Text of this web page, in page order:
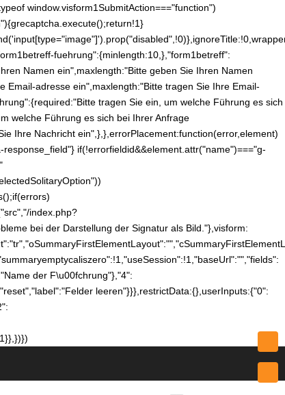
window.visform1SubmitAction==="function")
fuehrung":{minlength:10,},"form1betreff":
Namen ein",maxlength:"Bitte geben Sie Ihren Namen
adresse ein",maxlength:"Bitte tragen Sie Ihre Email-
tragen Sie ein, um welche Führung es sich
welche Führung es sich bei Ihrer Anfrage
Ihre Nachricht ein",},},errorPlacement:function(error,element)
if(!errorfieldid&&element.attr("name")==="g-
index.php?
bei der Darstellung der Signatur als Bild."},visform:
der F\u00fchrung"},"4":
leeren"}}},restrictData:{},userInputs:{"0":